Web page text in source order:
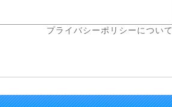
プライバシーポリシーについて